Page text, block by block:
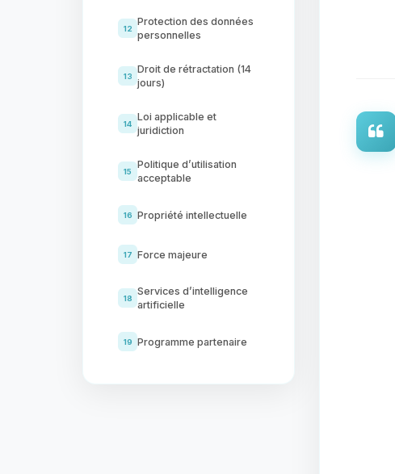
12
Protection des données
personnelles
13
Droit de rétractation (14
jours)
14
Loi applicable et
juridiction
15
Politique d’utilisation
acceptable
16 Propriété intellectuelle
17 Force majeure
18
Services d’intelligence
artificielle
19 Programme partenaire